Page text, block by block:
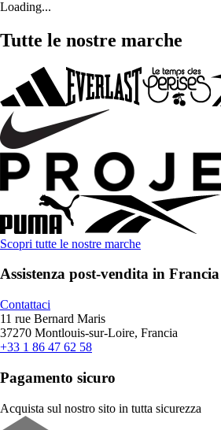
Loading...
Tutte le nostre marche
Scopri tutte le nostre marche
Assistenza post-vendita in Francia
Contattaci
11 rue Bernard Maris
37270 Montlouis-sur-Loire, Francia
+33 1 86 47 62 58
Pagamento sicuro
Acquista sul nostro sito in tutta sicurezza